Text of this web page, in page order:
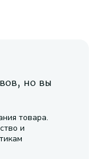
но вы
товара.
и